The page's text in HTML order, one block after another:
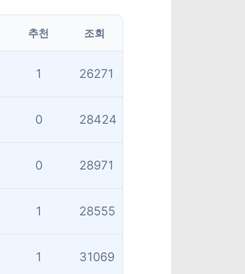
추천 조회
1 26271
0 28424
0 28971
1 28555
1 31069